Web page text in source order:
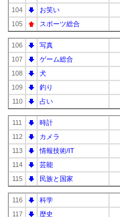
104 お笑い
105
スポーツ総合
106 写真
107
ゲーム総合
108
犬
109
釣り
110
占い
111 時計
112
カメラ
113
情報技術/IT
114
芸能
115
民族と国家
116 科学
117
歴史